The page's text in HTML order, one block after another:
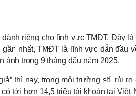
riêng cho lĩnh vực TMĐT. Đây là
nhất, TMĐT là lĩnh vực dẫn đầu
trong 9 tháng đầu năm 2025.
thì nay, trong môi trường số, rủi ro
tới hơn 14,5 triệu tài khoản tại Việt